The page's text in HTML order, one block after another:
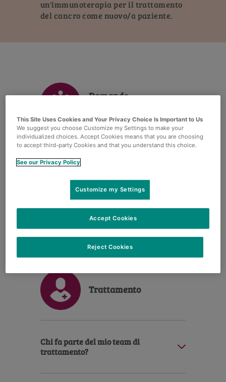
un'immunoterapia per il trattamento
del cancro come nuovo/a paziente.
Description
Domande
Quanto dura la (mia)
immunoterapia?
Description
Trattamento
Chi fa parte del mio team di
trattamento?
This Site Uses Cookies and Your Privacy Choice Is Important to Us
We suggest you choose Customize my Settings to make your
individualized choices. Accept Cookies means that you are choosing
to accept third-party Cookies and that you understand this choice.
See our Privacy Policy
Customize my Settings
Reject Cookies
Accept Cookies